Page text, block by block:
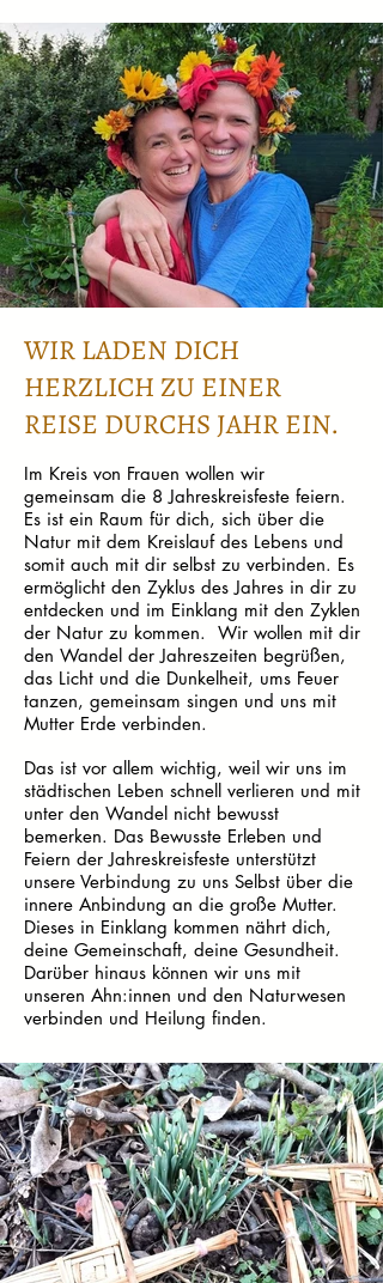
WIR LADEN DICH
HERZLICH ZU EINER
REISE DURCHS JAHR EIN.
Im Kreis von Frauen wollen wir
gemeinsam die 8 Jahreskreisfeste feiern.
Es ist ein Raum für dich, sich über die
Natur mit dem Kreislauf des Lebens und
somit auch mit dir selbst zu verbinden. Es
ermöglicht den Zyklus des Jahres in dir zu
entdecken und im Einklang mit den Zyklen
der Natur zu kommen. Wir wollen mit dir
den Wandel der Jahreszeiten begrüßen,
das Licht und die Dunkelheit, ums Feuer
tanzen, gemeinsam singen und uns mit
Mutter Erde verbinden.
Das ist vor allem wichtig, weil wir uns im
städtischen Leben schnell verlieren und mit
unter den Wandel nicht bewusst
bemerken. Das Bewusste Erleben und
Feiern der Jahreskreisfeste unterstützt
unsere Verbindung zu uns Selbst über die
innere Anbindung an die große Mutter.
Dieses in Einklang kommen nährt dich,
deine Gemeinschaft, deine Gesundheit.
Darüber hinaus können wir uns mit
unseren Ahn:innen und den Naturwesen
verbinden und Heilung finden.